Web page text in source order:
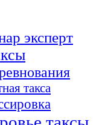
эксперт
такса